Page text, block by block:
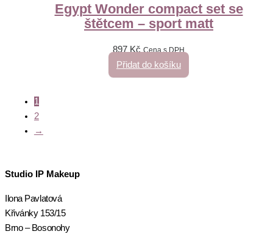
Egypt Wonder compact set se
štětcem – sport matt
897 Kč Cena s DPH
Přidat do košíku
1
2
→
Studio IP Makeup
Ilona Pavlatová
Křivánky 153/15
Brno – Bosonohy